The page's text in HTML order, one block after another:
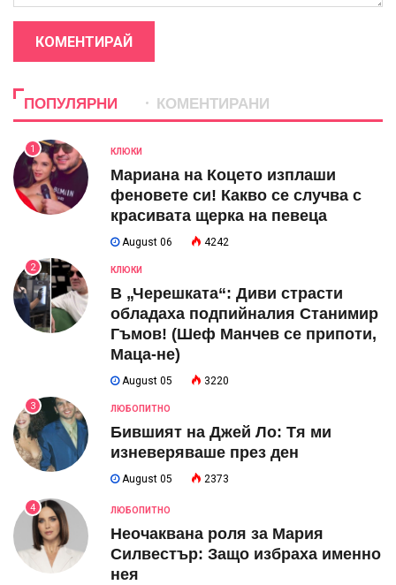
КОМЕНТИРАЙ
ПОПУЛЯРНИ КОМЕНТИРАНИ
1 КЛЮКИ
Мариана на Коцето изплаши
феновете си! Какво се случва с
красивата щерка на певеца
August 06 4242
2 КЛЮКИ
В „Черешката“: Диви страсти
обладаха подпийналия Станимир
Гъмов! (Шеф Манчев се припоти,
Маца-не)
August 05 3220
3 ЛЮБОПИТНО
Бившият на Джей Ло: Тя ми
изневеряваше през ден
August 05 2373
4 ЛЮБОПИТНО
Неочаквана роля за Мария
Силвестър: Защо избраха именно
нея